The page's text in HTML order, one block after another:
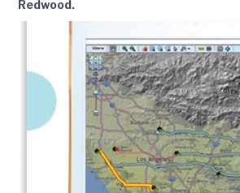
Redwood.